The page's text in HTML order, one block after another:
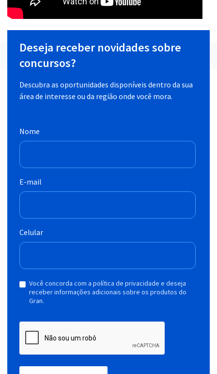
Deseja receber novidades sobre
concursos?
Descubra as oportunidades disponíveis dentro da sua
área de interesse ou da região onde você mora.
Nome
E-mail
Celular
Você concorda com a política de privacidade e deseja
receber informações adicionais sobre os produtos do
Gran.